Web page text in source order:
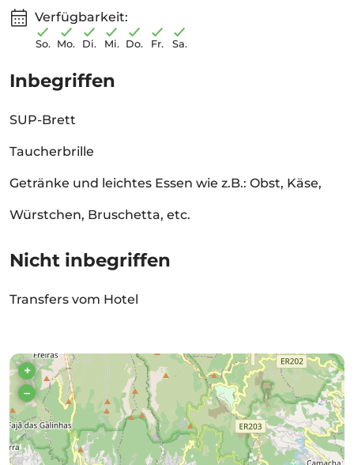
Verfügbarkeit:
So. Mo. Di. Mi. Do. Fr. Sa.
Inbegriffen
SUP-Brett
Taucherbrille
Getränke und leichtes Essen wie z.B.: Obst, Käse,
Würstchen, Bruschetta, etc.
Nicht inbegriffen
Transfers vom Hotel
+
–